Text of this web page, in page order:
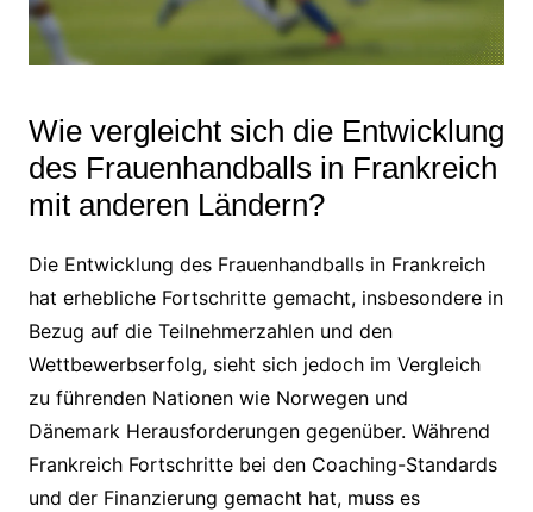
Wie vergleicht sich die Entwicklung
des Frauenhandballs in Frankreich
mit anderen Ländern?
Die Entwicklung des Frauenhandballs in Frankreich
hat erhebliche Fortschritte gemacht, insbesondere in
Bezug auf die Teilnehmerzahlen und den
Wettbewerbserfolg, sieht sich jedoch im Vergleich
zu führenden Nationen wie Norwegen und
Dänemark Herausforderungen gegenüber. Während
Frankreich Fortschritte bei den Coaching-Standards
und der Finanzierung gemacht hat, muss es